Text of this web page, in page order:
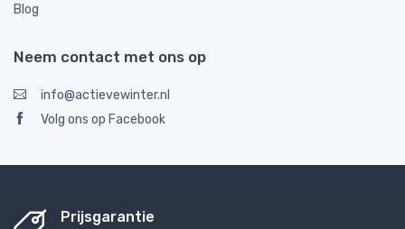
Blog
Neem contact met ons op
info@actievewinter.nl
Volg ons op Facebook
Prijsgarantie